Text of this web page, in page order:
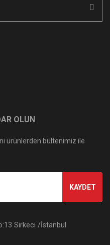
OLUN
ürünlerden bültenimiz ile
KAYDET
Sirkeci /İstanbul